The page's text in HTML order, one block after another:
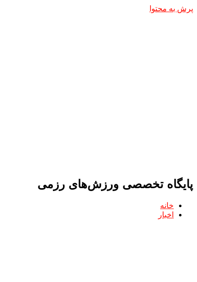
پرش به محتوا
پایگاه تخصصی ورزش‌های رزمی
خانه
اخبار